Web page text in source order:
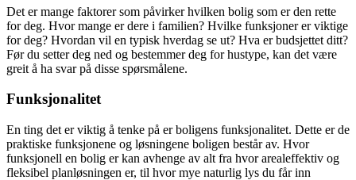
Det er mange faktorer som påvirker hvilken bolig som er den rette
for deg. Hvor mange er dere i familien? Hvilke funksjoner er viktige
for deg? Hvordan vil en typisk hverdag se ut? Hva er budsjettet ditt?
Før du setter deg ned og bestemmer deg for hustype, kan det være
greit å ha svar på disse spørsmålene.
Funksjonalitet
En ting det er viktig å tenke på er boligens funksjonalitet. Dette er de
praktiske funksjonene og løsningene boligen består av. Hvor
funksjonell en bolig er kan avhenge av alt fra hvor arealeffektiv og
fleksibel planløsningen er, til hvor mye naturlig lys du får inn